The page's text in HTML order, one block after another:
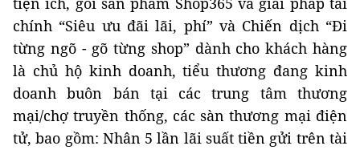
chính “Siêu ưu đãi lãi, phí” và Chiến dịch “Đi
từng ngõ - gõ từng shop” dành cho khách hàng
là chủ hộ kinh doanh, tiểu thương đang kinh
doanh buôn bán tại các trung tâm thương
mại/chợ truyền thống, các sàn thương mại điện
tử, bao gồm: Nhân 5 lần lãi suất tiền gửi trên tài